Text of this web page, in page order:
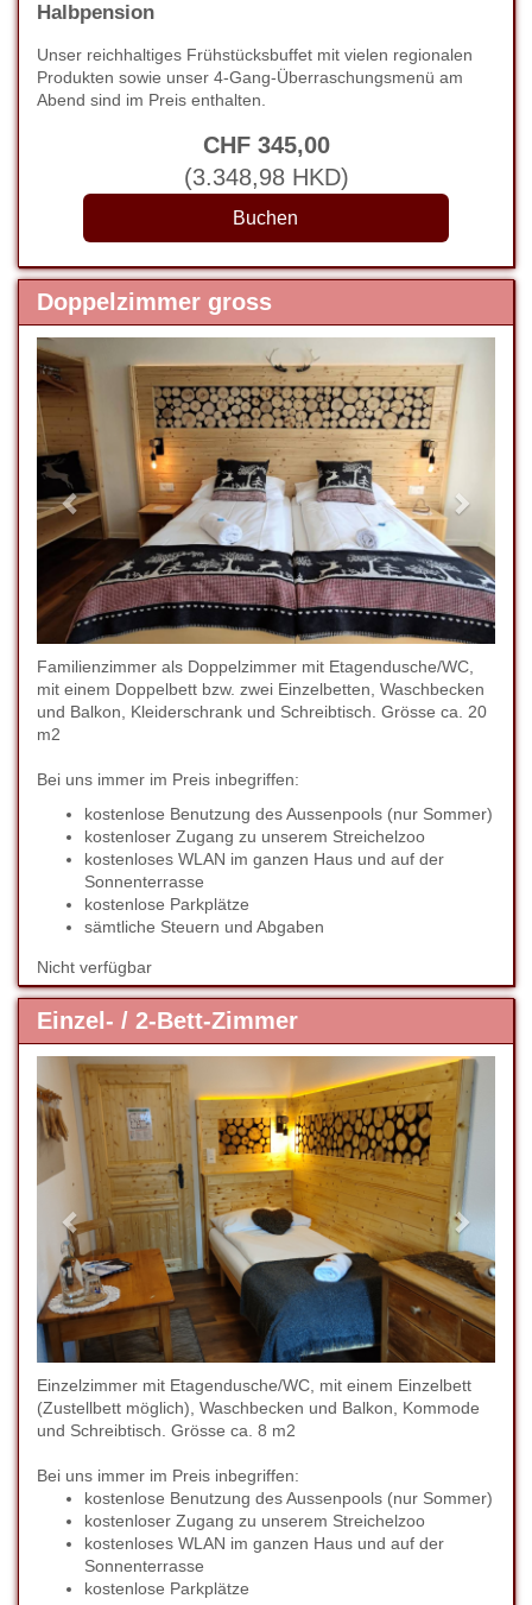
Halbpension
Unser reichhaltiges Frühstücksbuffet mit vielen regionalen
Produkten sowie unser 4-Gang-Überraschungsmenü am
Abend sind im Preis enthalten.
CHF 345,00
(3.348,98HKD)
Doppelzimmer gross
Previous
Familienzimmer als Doppelzimmer mit Etagendusche/WC,
mit einem Doppelbett bzw. zwei Einzelbetten, Waschbecken
und Balkon, Kleiderschrank und Schreibtisch. Grösse ca. 20
m2
Bei uns immer im Preis inbegriffen:
kostenlose Benutzung des Aussenpools (nur Sommer)
kostenloser Zugang zu unserem Streichelzoo
kostenloses WLAN im ganzen Haus und auf der
Sonnenterrasse
kostenlose Parkplätze
sämtliche Steuern und Abgaben
Nicht verfügbar
Einzel- / 2-Bett-Zimmer
Previous
Next
Einzelzimmer mit Etagendusche/WC, mit einem Einzelbett
(Zustellbett möglich), Waschbecken und Balkon, Kommode
und Schreibtisch. Grösse ca. 8 m2
Bei uns immer im Preis inbegriffen:
kostenlose Benutzung des Aussenpools (nur Sommer)
kostenloser Zugang zu unserem Streichelzoo
kostenloses WLAN im ganzen Haus und auf der
Sonnenterrasse
kostenlose Parkplätze